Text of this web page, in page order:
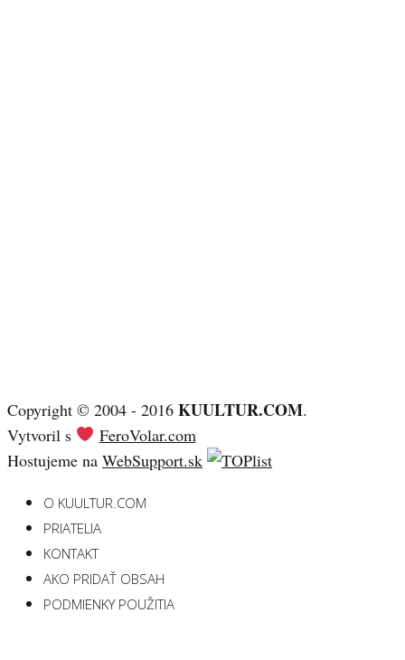
Copyright © 2004 - 2016 KUULTUR.COM.
Vytvoril s
FeroVolar.com
Hostujeme na WebSupport.sk
O KUULTUR.COM
PRIATELIA
KONTAKT
AKO PRIDAŤ OBSAH
PODMIENKY POUŽITIA